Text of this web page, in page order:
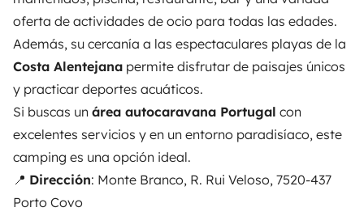
oferta de actividades de ocio para todas las edades.
Además, su cercanía a las espectaculares playas de la
Costa Alentejana permite disfrutar de paisajes únicos
y practicar deportes acuáticos.
Si buscas un área autocaravana Portugal con
excelentes servicios y en un entorno paradisíaco, este
camping es una opción ideal.
📍 Dirección: Monte Branco, R. Rui Veloso, 7520-437
Porto Covo